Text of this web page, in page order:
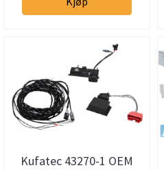
Kufatec 43270-1 OEM